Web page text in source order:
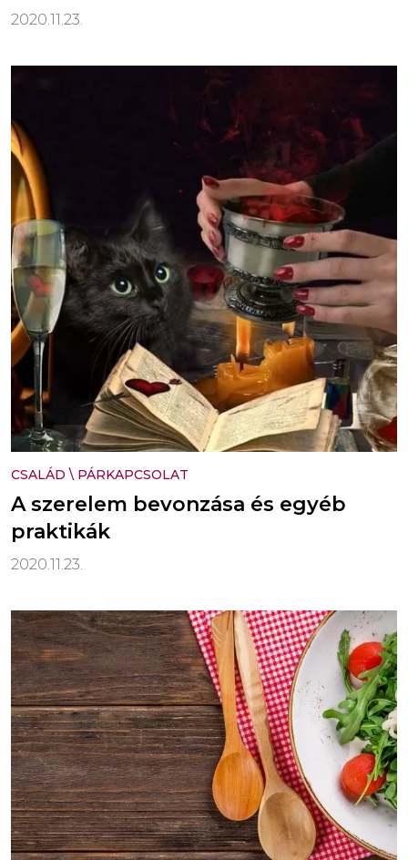
2020.11.23.
CSALÁD \ PÁRKAPCSOLAT
A szerelem bevonzása és egyéb
praktikák
2020.11.23.